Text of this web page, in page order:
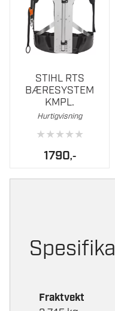
STIHL RTS
BÆRESYSTEM
KMPL.
Hurtigvisning
★★★★★
1790,-
Fraktvekt